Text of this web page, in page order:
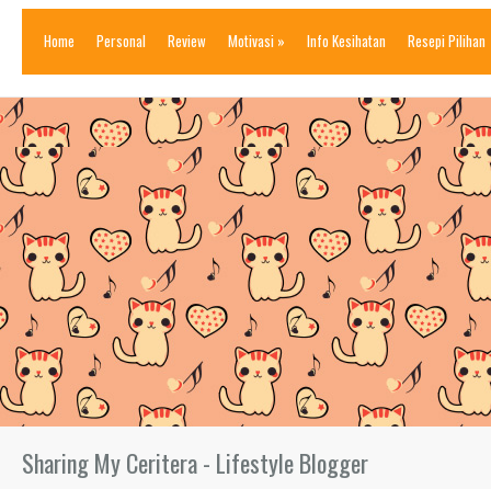
Home Personal Review Motivasi » Info Kesihatan Resepi Pilihan
Sharing My Ceritera - Lifestyle Blogger